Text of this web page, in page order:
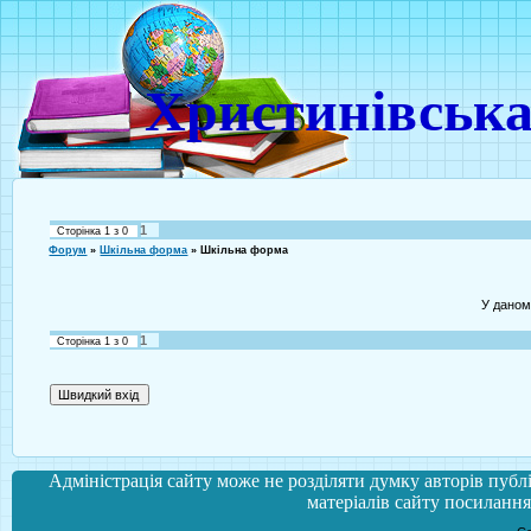
Сторінка1 з0 1
Форум » Шкільна форма » Шкільна форма
У
Сторінка1 з0 1
Адміністрація сайту може не розділяти думку авторів
матеріалів сайту